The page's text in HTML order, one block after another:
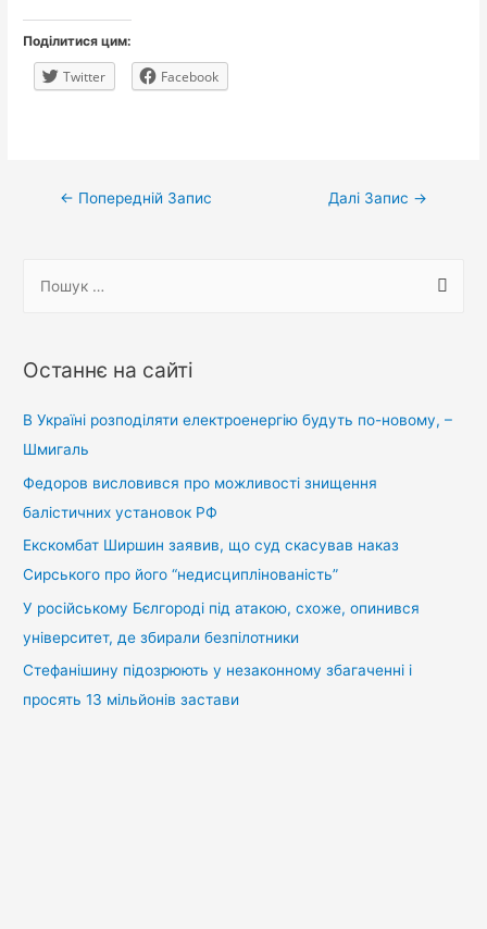
Поділитися цим:
Twitter Facebook
Навігація
← Попередній Запис Далі Запис →
у
:
Останнє на сайті
В Україні розподіляти електроенергію будуть по-новому, –
Шмигаль
Федоров висловився про можливості знищення
балістичних установок РФ
Екскомбат Ширшин заявив, що суд скасував наказ
Сирського про його “недисциплінованість”
У російському Бєлгороді під атакою, схоже, опинився
університет, де збирали безпілотники
Стефанішину підозрюють у незаконному збагаченні і
просять 13 мільйонів застави